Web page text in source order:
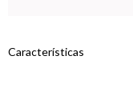
CaracterísticasElegís